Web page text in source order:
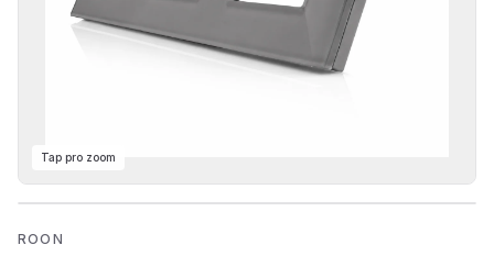
Tap pro zoom
ROON